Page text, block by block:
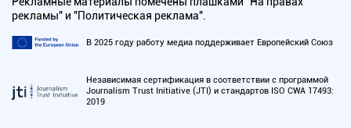
рекламы" и "Политическая реклама".
В 2025 году работу медиа поддерживает Европейский Союз
Независимая сертификация в соответствии с программой
Journalism Trust Initiative (JTI) и стандартов ISO CWA 17493:
2019